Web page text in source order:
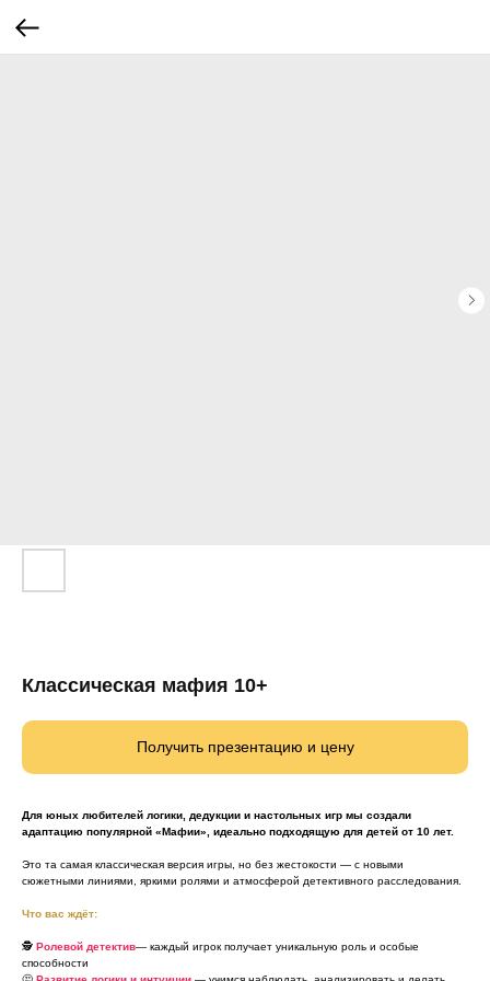
Классическая мафия 10+
Получить презентацию и цену
Для юных любителей логики, дедукции и настольных игр мы создали
адаптацию популярной «Мафии», идеально подходящую для детей от 10 лет.
Это та самая классическая версия игры, но без жестокости — с новыми
сюжетными линиями, яркими ролями и атмосферой детективного расследования.
Что вас ждёт:
🕵️ Ролевой детектив— каждый игрок получает уникальную роль и особые
способности